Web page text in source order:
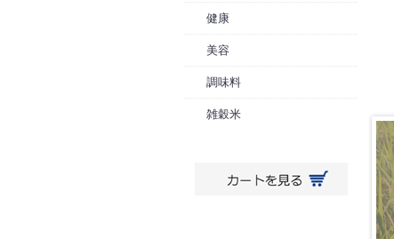
健康
美容
調味料
雑穀米